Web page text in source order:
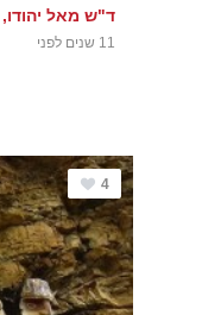
ד"ש מאל
11 שנים לפני
4